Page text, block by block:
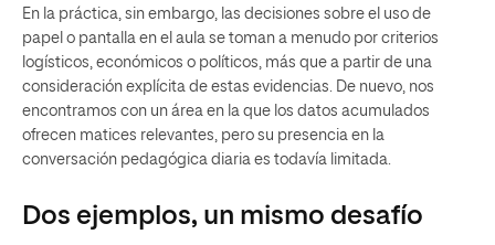
En la práctica, sin embargo, las decisiones sobre el uso de
papel o pantalla en el aula se toman a menudo por criterios
logísticos, económicos o políticos, más que a partir de una
consideración explícita de estas evidencias. De nuevo, nos
encontramos con un área en la que los datos acumulados
ofrecen matices relevantes, pero su presencia en la
conversación pedagógica diaria es todavía limitada.
Dos ejemplos, un mismo desafío